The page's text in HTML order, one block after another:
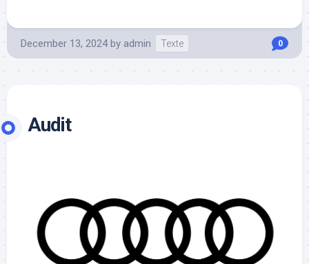
December 13, 2024 by admin Texte 0
Audit